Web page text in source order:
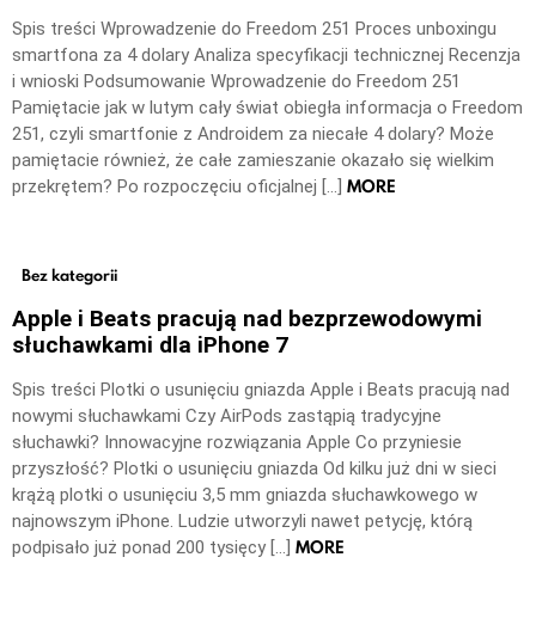
Spis treści Wprowadzenie do Freedom 251 Proces unboxingu
smartfona za 4 dolary Analiza specyfikacji technicznej Recenzja
i wnioski Podsumowanie Wprowadzenie do Freedom 251
Pamiętacie jak w lutym cały świat obiegła informacja o Freedom
251, czyli smartfonie z Androidem za niecałe 4 dolary? Może
pamiętacie również, że całe zamieszanie okazało się wielkim
przekrętem? Po rozpoczęciu oficjalnej […] MORE
Bez kategorii
Apple i Beats pracują nad bezprzewodowymi
słuchawkami dla iPhone 7
Spis treści Plotki o usunięciu gniazda Apple i Beats pracują nad
nowymi słuchawkami Czy AirPods zastąpią tradycyjne
słuchawki? Innowacyjne rozwiązania Apple Co przyniesie
przyszłość? Plotki o usunięciu gniazda Od kilku już dni w sieci
krążą plotki o usunięciu 3,5 mm gniazda słuchawkowego w
najnowszym iPhone. Ludzie utworzyli nawet petycję, którą
podpisało już ponad 200 tysięcy […] MORE